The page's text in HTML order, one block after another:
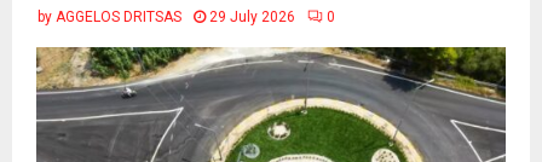
by AGGELOS DRITSAS 29 July 2026 0